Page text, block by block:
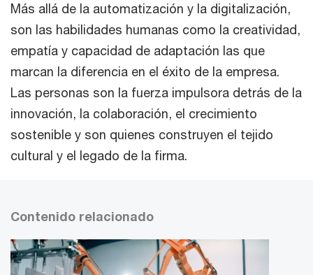
Más allá de la automatización y la digitalización,
son las habilidades humanas como la creatividad,
empatía y capacidad de adaptación las que
marcan la diferencia en el éxito de la empresa.
Las personas son la fuerza impulsora detrás de la
innovación, la colaboración, el crecimiento
sostenible y son quienes construyen el tejido
cultural y el legado de la firma.
Contenido relacionado